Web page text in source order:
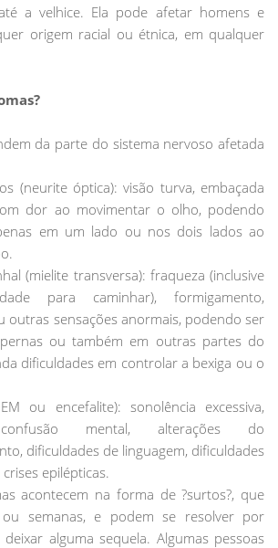
a velhice. Ela pode afetar homens e
origem racial ou étnica, em qualquer
da parte do sistema nervoso afetada
(neurite óptica): visão turva, embaçada
dor ao movimentar o olho, podendo
em um lado ou nos dois lados ao
(mielite transversa): fraqueza (inclusive
para caminhar), formigamento,
outras sensações anormais, podendo ser
ou também em outras partes do
dificuldades em controlar a bexiga ou o
ou encefalite): sonolência excessiva,
mental, alterações do
dificuldades de linguagem, dificuldades
epilépticas.
acontecem na forma de ?surtos?, que
semanas, e podem se resolver por
alguma sequela. Algumas pessoas